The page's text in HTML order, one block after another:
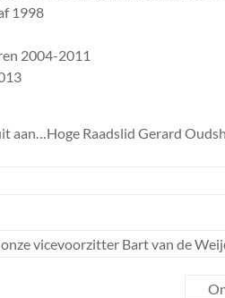
1998
2004-2011
aan…Hoge Raadslid Gerard
vicevoorzitter Bart van de